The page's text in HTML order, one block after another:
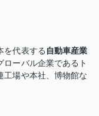
を代表する 自動車産業
ローバル企業であるト
工場や本社、博物館な